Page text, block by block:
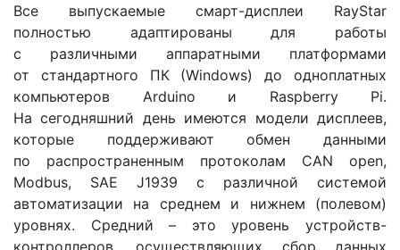
Все выпускаемые смарт-дисплеи RayStar
полностью адаптированы для работы
с различными аппаратными платформами
от стандартного ПК (Windows) до одноплатных
компьютеров Arduino и Raspberry Pi.
На сегодняшний день имеются модели дисплеев,
которые поддерживают обмен данными
по распространенным протоколам CAN open,
Modbus, SAE J1939 с различной системой
автоматизации на среднем и нижнем (полевом)
уровнях. Средний – это уровень устройств-
контроллеров, осуществляющих сбор данных